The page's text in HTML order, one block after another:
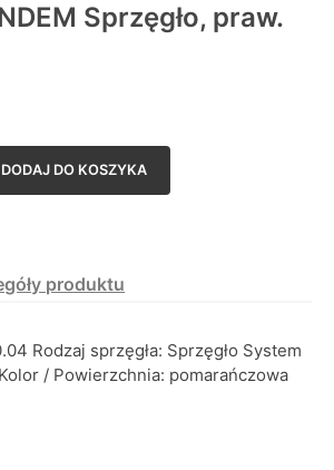
Sprzęgło, praw.
DODAJ DO KOSZYKA
produktu
Rodzaj sprzęgła: Sprzęgło System
/ Powierzchnia: pomarańczowa